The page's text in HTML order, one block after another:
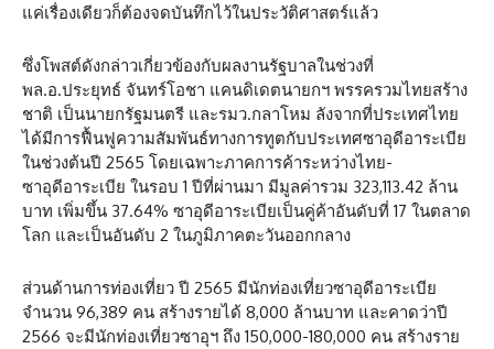
แค่เรื่องเดียวก็ต้องจดบันทึกไว้ในประวัติศาสตร์แล้ว
ซึ่งโพสต์ดังกล่าวเกี่ยวข้องกับผลงานรัฐบาลในช่วงที่
พล.อ.ประยุทธ์ จันทร์โอชา แคนดิเดตนายกฯ พรรครวมไทยสร้าง
ชาติ เป็นนายกรัฐมนตรี และรมว.กลาโหม ลังจากที่ประเทศไทย
ได้มีการฟื้นฟูความสัมพันธ์ทางการทูตกับประเทศซาอุดีอาระเบีย
ในช่วงต้นปี 2565 โดยเฉพาะภาคการค้าระหว่างไทย-
ซาอุดีอาระเบีย ในรอบ 1 ปีที่ผ่านมา มีมูลค่ารวม 323,113.42 ล้าน
บาท เพิ่มขึ้น 37.64% ซาอุดีอาระเบียเป็นคู่ค้าอันดับที่ 17 ในตลาด
โลก และเป็นอันดับ 2 ในภูมิภาคตะวันออกกลาง
ส่วนด้านการท่องเที่ยว ปี 2565 มีนักท่องเที่ยวซาอุดีอาระเบีย
จำนวน 96,389 คน สร้างรายได้ 8,000 ล้านบาท และคาดว่าปี
2566 จะมีนักท่องเที่ยวซาอุฯ ถึง 150,000-180,000 คน สร้างราย